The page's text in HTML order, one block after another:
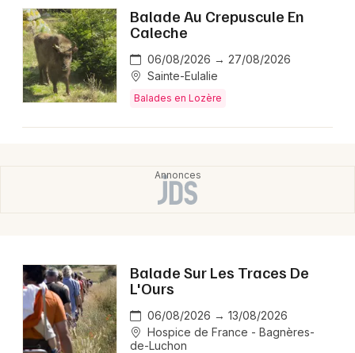
Concerts
Sports
Soirées
Sorties famille
Newsletter des sorties
Artistes en tournée
Nice
Paris
Strasbourg
Toulouse
Balade Au Crepuscule En
Caleche
06/08/2026 → 27/08/2026
Sainte-Eulalie
Balades en Lozère
Balade Sur Les Traces De
L'Ours
06/08/2026 → 13/08/2026
Hospice de France - Bagnères-
de-Luchon